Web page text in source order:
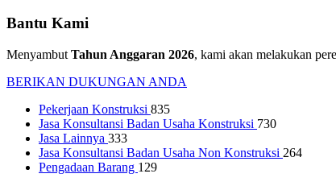
Bantu Kami
Menyambut Tahun Anggaran 2026, kami akan melakukan
BERIKAN DUKUNGAN ANDA
Pekerjaan Konstruksi 835
Jasa Konsultansi Badan Usaha Konstruksi 730
Jasa Lainnya 333
Jasa Konsultansi Badan Usaha Non Konstruksi 264
Pengadaan Barang 129